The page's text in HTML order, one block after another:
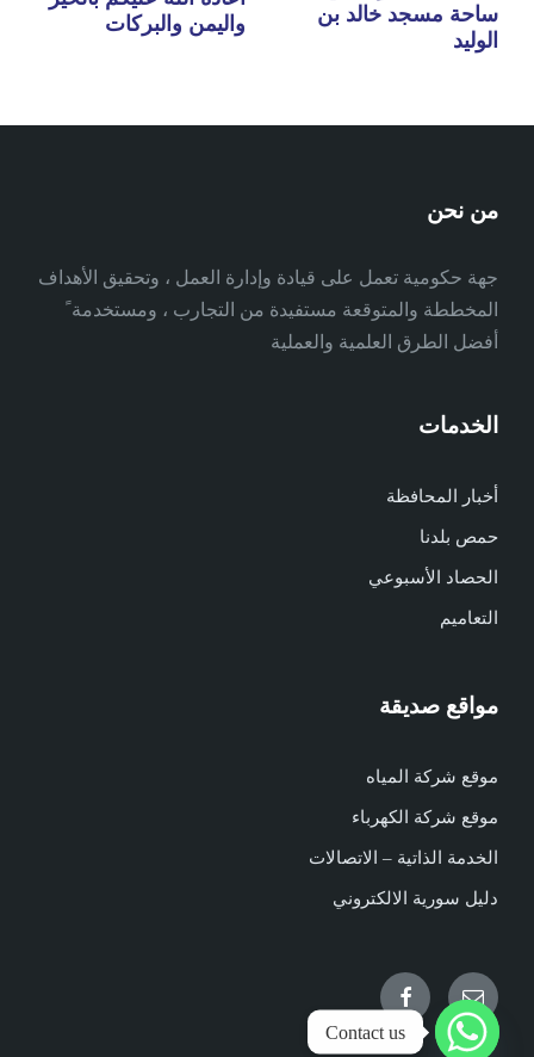
ساحة مسجد خالد بن
الوليد
واليمن والبركات
من نحن
جهة حكومية تعمل على قيادة وإدارة العمل ، وتحقيق الأهداف
المخططة والمتوقعة مستفيدة من التجارب ، ومستخدمة ً
أفضل الطرق العلمية والعملية
الخدمات
أخبار المحافظة
حمص بلدنا
الحصاد الأسبوعي
التعاميم
مواقع صديقة
موقع شركة المياه
موقع شركة الكهرباء
الخدمة الذاتية – الاتصالات
دليل سورية الالكتروني
Email
Facebook
Contact us